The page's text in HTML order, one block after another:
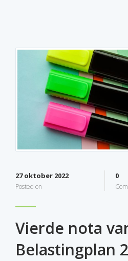
27 oktober 2022
Posted on
0
Vierde nota
Belastingplan